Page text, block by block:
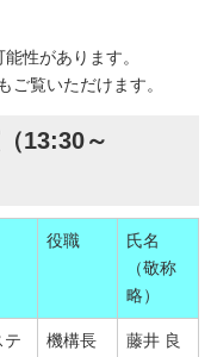
性があります。
ご覧いただけます。
13:30～
役職
氏名
（敬称
略）
テ
機構長
藤井 良